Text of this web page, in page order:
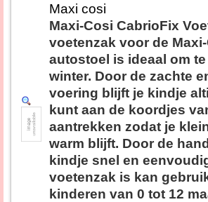
Maxi cosi
Maxi-Cosi CabrioFix
voetenzak voor de
autostoel is ideaal om
winter. Door de zachte
voering blijft je kindje
kunt aan de koordjes
aantrekken zodat je
warm blijft. Door de
kindje snel en
voetenzak is kan
kinderen van 0 tot 12